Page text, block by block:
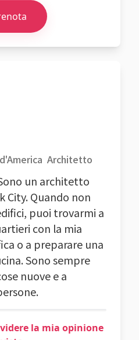
Architetto
un architetto
City. Quando non
puoi trovarmi a
con la mia
o a preparare una
Sono sempre
nuove e a
la mia opinione